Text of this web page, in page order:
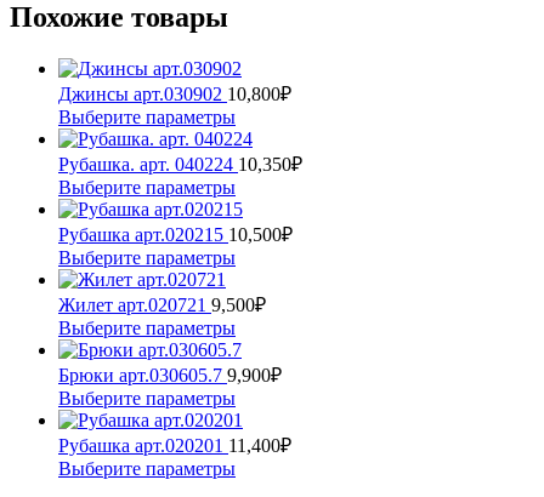
Похожие товары
Джинсы арт.030902 10,800₽
Выберите параметрыЭтот
товар
имеет
несколько
вариаций.
Опции
можно
выбрать
странице
товара.
Рубашка. арт. 040224 10,350₽
Выберите параметрыЭтот
товар
имеет
несколько
вариаций.
Опции
можно
выбрать
на
странице
товара.
Рубашка арт.020215 10,500₽
Выберите параметрыЭтот
имеет
несколько
вариаций.
Опции
можно
выбрать
на
странице
товара.
Жилет арт.020721 9,500₽
Выберите параметрыЭтот
товар
имеет
несколько
вариаций.
Опции
можно
выбрать
Брюки арт.030605.7 9,900₽
Выберите параметрыЭтот
товар
имеет
несколько
вариаций.
Рубашка арт.020201 11,400₽
Выберите параметрыЭтот